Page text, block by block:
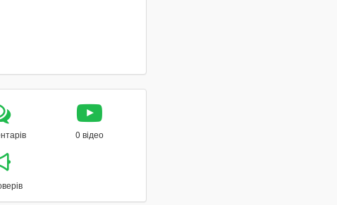
0 відео